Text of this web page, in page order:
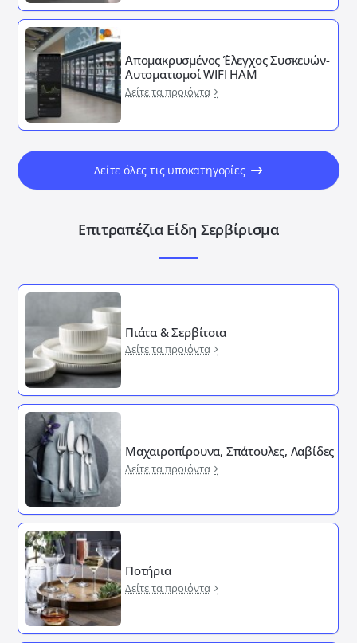
Απομακρυσμένος ΄Έλεγχος Συσκευών-
Αυτοματισμοί WIFI HAM
Δείτε τα προιόντα
Δείτε όλες τις υποκατηγορίες
Επιτραπέζια Είδη Σερβίρισμα
Πιάτα & Σερβίτσια
Δείτε τα προιόντα
Μαχαιροπίρουνα, Σπάτουλες, Λαβίδες
Δείτε τα προιόντα
Ποτήρια
Δείτε τα προιόντα